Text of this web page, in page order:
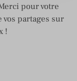
pour votre
vos partages sur
!